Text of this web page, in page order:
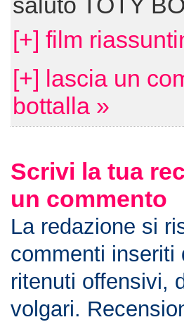
[+] film
[+] lascia un
bottalla »
Scrivi la tua
un commento
La redazione si
commenti inseriti
ritenuti offensivi,
volgari.